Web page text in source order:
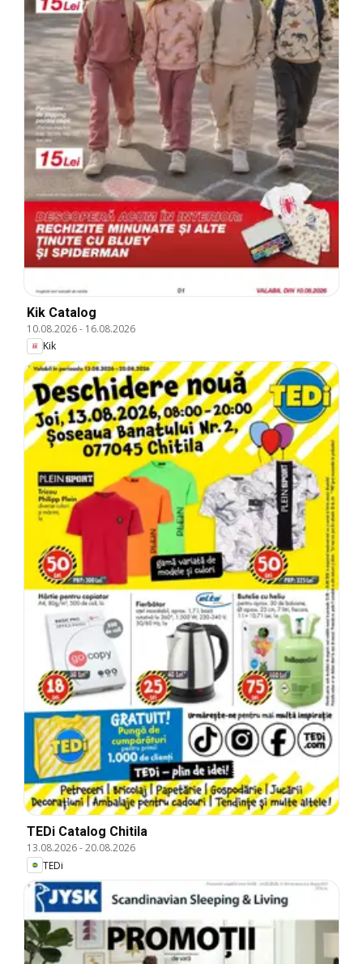
Kik Catalog
10.08.2026- 16.08.2026
Kik
TEDi Catalog Chitila
13.08.2026-20.08.2026
TEDi